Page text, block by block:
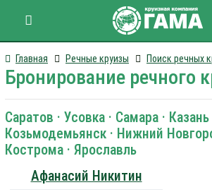
Главная Речные круизы Поиск речных
Бронирование речного
Саратов · Усовка · Самара ·
Козьмодемьянск · Нижний
Кострома · Ярославль
Афанасий Никитин